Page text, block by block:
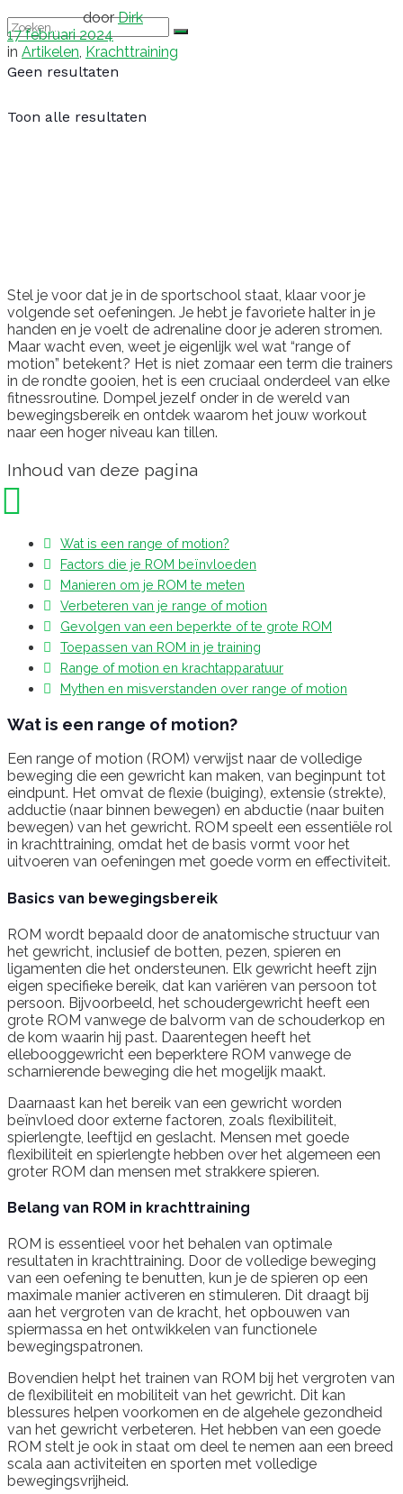
Geen resultaten
Toon alle resultaten
door Dirk
17 februari 2024
in Artikelen, Krachttraining
Stel je voor dat je in de sportschool staat, klaar voor je
volgende set oefeningen. Je hebt je favoriete halter in je
handen en je voelt de adrenaline door je aderen stromen.
Maar wacht even, weet je eigenlijk wel wat “range of
motion” betekent? Het is niet zomaar een term die trainers
in de rondte gooien, het is een cruciaal onderdeel van elke
fitnessroutine. Dompel jezelf onder in de wereld van
bewegingsbereik en ontdek waarom het jouw workout
naar een hoger niveau kan tillen.
Inhoud van deze pagina
Wat is een range of motion?
Factors die je ROM beïnvloeden
Manieren om je ROM te meten
Verbeteren van je range of motion
Gevolgen van een beperkte of te grote ROM
Toepassen van ROM in je training
Range of motion en krachtapparatuur
Mythen en misverstanden over range of motion
Wat is een range of motion?
Een range of motion (ROM) verwijst naar de volledige
beweging die een gewricht kan maken, van beginpunt tot
eindpunt. Het omvat de flexie (buiging), extensie (strekte),
adductie (naar binnen bewegen) en abductie (naar buiten
bewegen) van het gewricht. ROM speelt een essentiële rol
in krachttraining, omdat het de basis vormt voor het
uitvoeren van oefeningen met goede vorm en effectiviteit.
Basics van bewegingsbereik
ROM wordt bepaald door de anatomische structuur van
het gewricht, inclusief de botten, pezen, spieren en
ligamenten die het ondersteunen. Elk gewricht heeft zijn
eigen specifieke bereik, dat kan variëren van persoon tot
persoon. Bijvoorbeeld, het schoudergewricht heeft een
grote ROM vanwege de balvorm van de schouderkop en
de kom waarin hij past. Daarentegen heeft het
ellebooggewricht een beperktere ROM vanwege de
scharnierende beweging die het mogelijk maakt.
Daarnaast kan het bereik van een gewricht worden
beïnvloed door externe factoren, zoals flexibiliteit,
spierlengte, leeftijd en geslacht. Mensen met goede
flexibiliteit en spierlengte hebben over het algemeen een
groter ROM dan mensen met strakkere spieren.
Belang van ROM in krachttraining
ROM is essentieel voor het behalen van optimale
resultaten in krachttraining. Door de volledige beweging
van een oefening te benutten, kun je de spieren op een
maximale manier activeren en stimuleren. Dit draagt bij
aan het vergroten van de kracht, het opbouwen van
spiermassa en het ontwikkelen van functionele
bewegingspatronen.
Bovendien helpt het trainen van ROM bij het vergroten van
de flexibiliteit en mobiliteit van het gewricht. Dit kan
blessures helpen voorkomen en de algehele gezondheid
van het gewricht verbeteren. Het hebben van een goede
ROM stelt je ook in staat om deel te nemen aan een breed
scala aan activiteiten en sporten met volledige
bewegingsvrijheid.